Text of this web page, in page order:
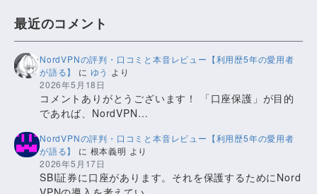
最近のコメント
NordVPNの評判・口コミと本音レビュー【利用歴5年の愛用者
が語る】
に ゆう より
2026年5月18日
コメントありがとうございます！ 「口座保護」が目的
であれば、NordVPN…
NordVPNの評判・口コミと本音レビュー【利用歴5年の愛用者
が語る】
に 根本義明 より
2026年5月17日
SBI証券に口座があります。それを保護するためにNord